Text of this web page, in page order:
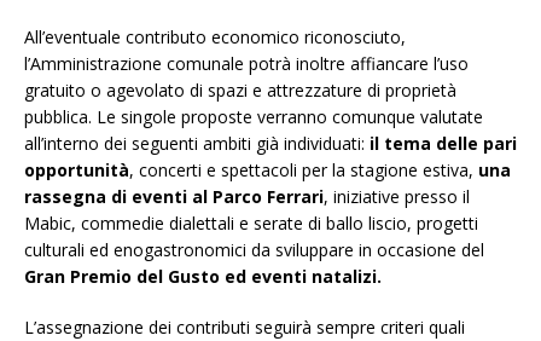
All’eventuale contributo economico riconosciuto,
l’Amministrazione comunale potrà inoltre affiancare l’uso
gratuito o agevolato di spazi e attrezzature di proprietà
pubblica. Le singole proposte verranno comunque valutate
all’interno dei seguenti ambiti già individuati: il tema delle pari
opportunità, concerti e spettacoli per la stagione estiva, una
rassegna di eventi al Parco Ferrari, iniziative presso il
Mabic, commedie dialettali e serate di ballo liscio, progetti
culturali ed enogastronomici da sviluppare in occasione del
Gran Premio del Gusto ed eventi natalizi.
L’assegnazione dei contributi seguirà sempre criteri quali